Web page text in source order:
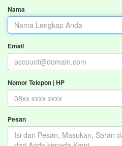
Nama
Email
Nomor Telepon | HP
Pesan